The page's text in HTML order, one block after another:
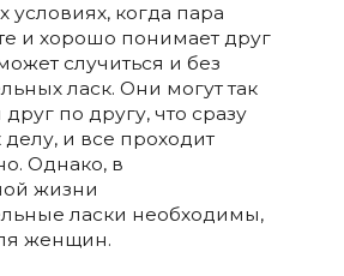
условиях, когда пара
и хорошо понимает друг
случиться и без
ласк. Они могут так
друг по другу, что сразу
делу, и все проходит
Однако, в
жизни
ласки необходимы,
женщин.